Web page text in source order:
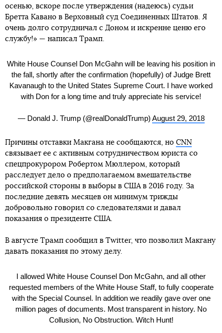
осенью, вскоре после утверждения (надеюсь) судьи
Бретта Кавано в Верховный суд Соединенных Штатов. Я
очень долго сотрудничал с Доном и искренне ценю его
службу!» — написал Трамп.
White House Counsel Don McGahn will be leaving his position in
the fall, shortly after the confirmation (hopefully) of Judge Brett
Kavanaugh to the United States Supreme Court. I have worked
with Don for a long time and truly appreciate his service!
— Donald J. Trump (@realDonaldTrump) August 29, 2018
Причины отставки Макгана не сообщаются, но СNN
связывает ее с активным сотрудничеством юриста со
спецпрокурором Робертом Мюллером, который
расследует дело о предполагаемом вмешательстве
российской стороны в выборы в США в 2016 году. За
последние девять месяцев он минимум трижды
добровольно говорил со следователями и давал
показания о президенте США.
В августе Трамп сообщил в Twitter, что позволил Макгану
давать показания по этому делу.
I allowed White House Counsel Don McGahn, and all other
requested members of the White House Staff, to fully cooperate
with the Special Counsel. In addition we readily gave over one
million pages of documents. Most transparent in history. No
Collusion, No Obstruction. Witch Hunt!